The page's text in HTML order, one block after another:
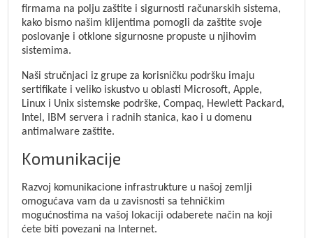
firmama na polju zaštite i sigurnosti računarskih sistema,
kako bismo našim klijentima pomogli da zaštite svoje
poslovanje i otklone sigurnosne propuste u njihovim
sistemima.
Naši stručnjaci iz grupe za korisničku podršku imaju
sertifikate i veliko iskustvo u oblasti Microsoft, Apple,
Linux i Unix sistemske podrške, Compaq, Hewlett Packard,
Intel, IBM servera i radnih stanica, kao i u domenu
antimalware zaštite.
Komunikacije
Razvoj komunikacione infrastrukture u našoj zemlji
omogućava vam da u zavisnosti sa tehničkim
mogućnostima na vašoj lokaciji odaberete način na koji
ćete biti povezani na Internet.